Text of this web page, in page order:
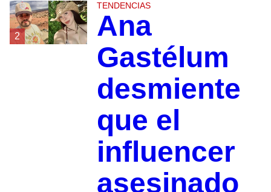
2
TENDENCIAS
Ana
Gastélum
desmiente
que el
influencer
asesinado